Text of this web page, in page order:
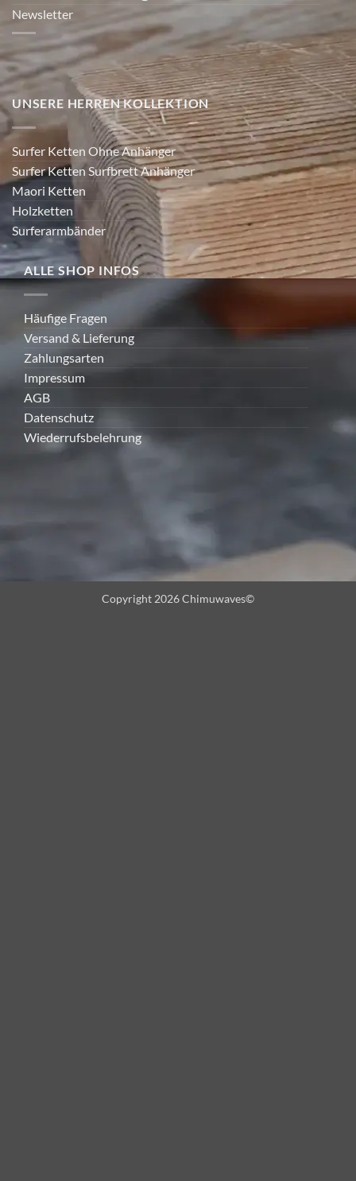
Newsletter
UNSERE HERREN KOLLEKTION
Surfer Ketten Ohne Anhänger
Surfer Ketten Surfbrett Anhänger
Maori Ketten
Holzketten
Surferarmbänder
ALLE SHOP INFOS
Häufige Fragen
Versand & Lieferung
Zahlungsarten
Impressum
AGB
Datenschutz
Wiederrufsbelehrung
Copyright 2026 Chimuwaves©